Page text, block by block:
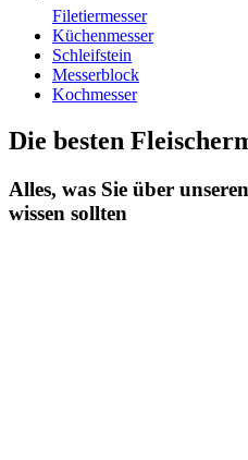
Filetiermesser
Küchenmesser
Schleifstein
Messerblock
Kochmesser
Die besten
Alles, was Sie über
wissen sollten